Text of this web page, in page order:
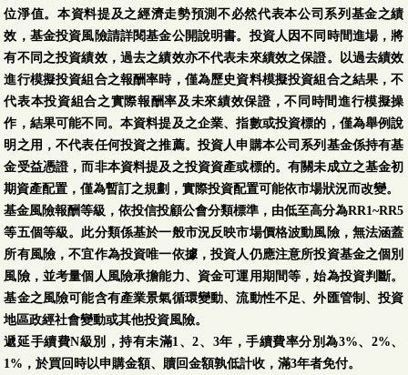
位淨值。本資料提及之經濟走勢預測不必然代表本公司系列基金之績
效，基金投資風險請詳閱基金公開說明書。投資人因不同時間進場，將
有不同之投資績效，過去之績效亦不代表未來績效之保證。以過去績效
進行模擬投資組合之報酬率時，僅為歷史資料模擬投資組合之結果，不
代表本投資組合之實際報酬率及未來績效保證，不同時間進行模擬操
作，結果可能不同。本資料提及之企業、指數或投資標的，僅為舉例說
明之用，不代表任何投資之推薦。投資人申購本公司系列基金係持有基
金受益憑證，而非本資料提及之投資資產或標的。有關未成立之基金初
期資產配置，僅為暫訂之規劃，實際投資配置可能依市場狀況而改變。
基金風險報酬等級，依投信投顧公會分類標準，由低至高分為RR1~RR5
等五個等級。此分類係基於一般市況反映市場價格波動風險，無法涵蓋
所有風險，不宜作為投資唯一依據，投資人仍應注意所投資基金之個別
風險，並考量個人風險承擔能力、資金可運用期間等，始為投資判斷。
基金之風險可能含有產業景氣循環變動、流動性不足、外匯管制、投資
地區政經社會變動或其他投資風險。
遞延手續費N級別，持有未滿1、2、3年，手續費率分別為3%、2%、
1%，於買回時以申購金額、贖回金額孰低計收，滿3年者免付。